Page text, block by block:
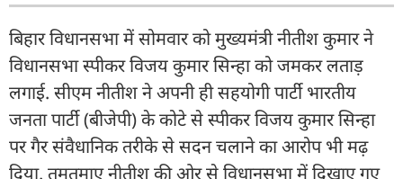
बिहार विधानसभा में सोमवार को मुख्यमंत्री नीतीश कुमार ने
विधानसभा स्पीकर विजय कुमार सिन्हा को जमकर लताड़
लगाई. सीएम नीतीश ने अपनी ही सहयोगी पार्टी भारतीय
जनता पार्टी (बीजेपी) के कोटे से स्पीकर विजय कुमार सिन्हा
पर गैर संवैधानिक तरीके से सदन चलाने का आरोप भी मढ़
दिया. तमतमाए नीतीश की ओर से विधानसभा में दिखाए गए